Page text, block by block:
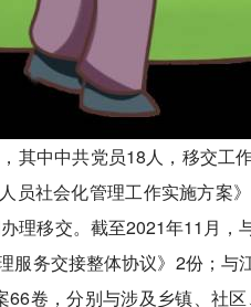
其中中共党员18人，移交工
员社会化管理工作实施方案
理移交。截至2021年11月
服务交接整体协议》2份；
66卷，分别与涉及乡镇、社